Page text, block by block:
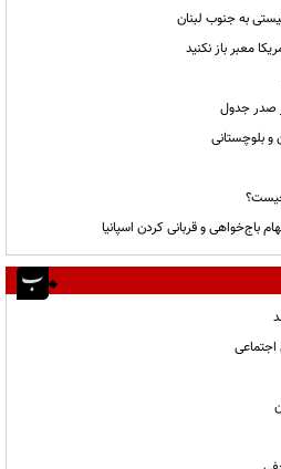
به جنوب لبنان
معبر باز نکنید
صدر جدول
بلوچستانی
باج‌خواهی و قربانی کردن اسپانیا